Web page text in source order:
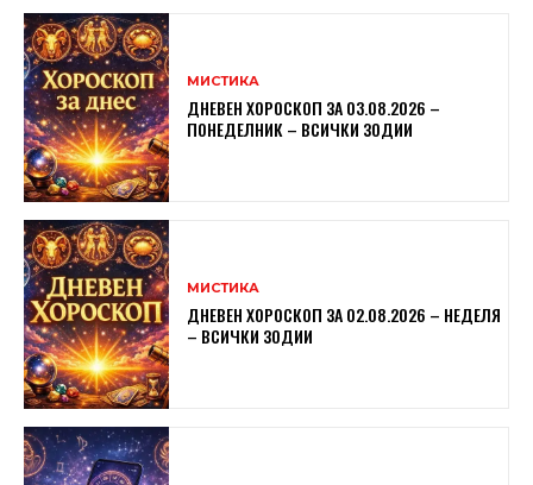
МИСТИКА
ДНЕВЕН ХОРОСКОП ЗА 03.08.2026 –
ПОНЕДЕЛНИК – ВСИЧКИ ЗОДИИ
МИСТИКА
ДНЕВЕН ХОРОСКОП ЗА 02.08.2026 – НЕДЕЛЯ
– ВСИЧКИ ЗОДИИ